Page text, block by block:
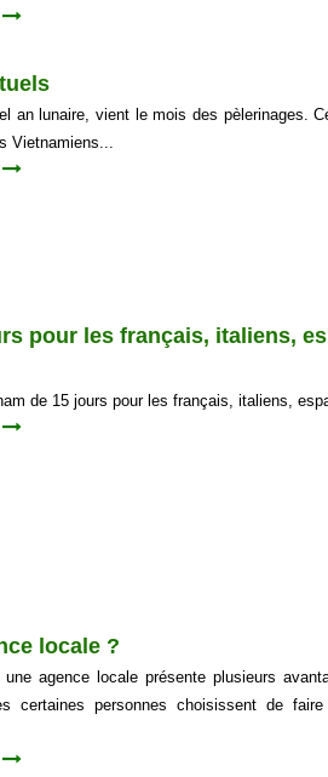
an lunaire, vient le mois des pèlerinages.
Vietnamiens...
pour les français, italiens,
de 15 jours pour les français, italiens,
locale ?
une agence locale présente plusieurs
certaines personnes choisissent de